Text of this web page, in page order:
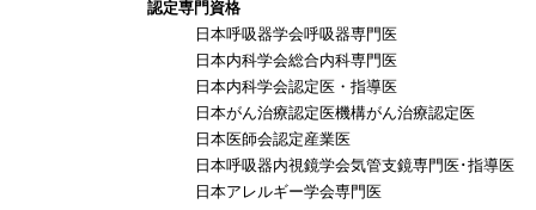
認定専門資格
日本呼吸器学会呼吸器専門医
日本内科学会総合内科専門医
日本内科学会認定医・指導医
日本がん治療認定医機構がん治療認定医
日本医師会認定産業医
日本呼吸器内視鏡学会気管支鏡専門医･指導医
日本アレルギー学会専門医